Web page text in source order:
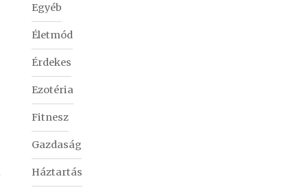
Egyéb
Életmód
Érdekes
Ezotéria
Fitnesz
Gazdaság
Háztartás